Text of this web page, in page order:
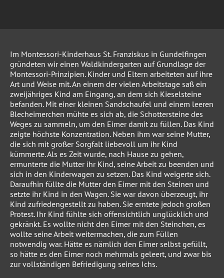
Im Montessori-Kinderhaus St. Franziskus in Gundelfingen
gründeten wir einen Waldkindergarten auf Grundlage der
Montessori-Prinzipien. Kinder und Eltern arbeiteten auf ihre
Art und Weise mit. An einem der vielen Arbeitstage saß ein
zweijähriges Kind am Eingang, an dem sich Kieselsteine
befanden. Mit einer kleinen Sandschaufel und einem leeren
Blecheimerchen mühte es sich ab, die Schottersteine des
Weges zu sammeln, um den Eimer damit zu füllen. Das Kind
zeigte höchste Konzentration. Neben ihm war seine Mutter,
die sich mit großer Sorgfalt liebevoll um ihr Kind
kümmerte. Als es Zeit wurde, nach Hause zu gehen,
ermunterte die Mutter ihr Kind, seine Arbeit zu beenden und
sich in den Kinderwagen zu setzen. Das Kind weigerte sich.
Daraufhin füllte die Mutter den Eimer mit den Steinen und
setzte ihr Kind in den Wagen. Sie war davon überzeugt, ihr
Kind zufriedengestellt zu haben. Sie erntete jedoch großen
Protest. Ihr Kind fühlte sich offensichtlich unglücklich und
gekränkt. Es wollte nicht den Eimer mit den Steinchen, es
wollte seine Arbeit weitermachen, die zum Füllen
notwendig war. Hätte es nämlich den Eimer selbst gefüllt,
so hätte es den Eimer noch mehrmals geleert, und zwar bis
zur vollständigen Befriedigung seines Ichs.